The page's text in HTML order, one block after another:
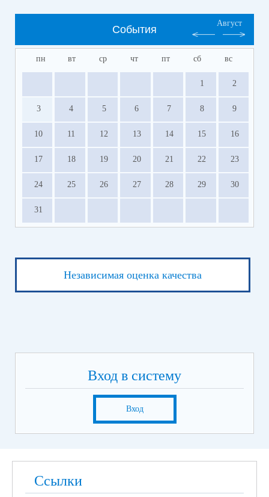
События
Август
пн вт ср чт пт сб вс
1 2
3 4 5 6 7 8 9
10 11 12 13 14 15 16
17 18 19 20 21 22 23
24 25 26 27 28 29 30
31
Независимая оценка качества
Вход в систему
Вход
Ссылки